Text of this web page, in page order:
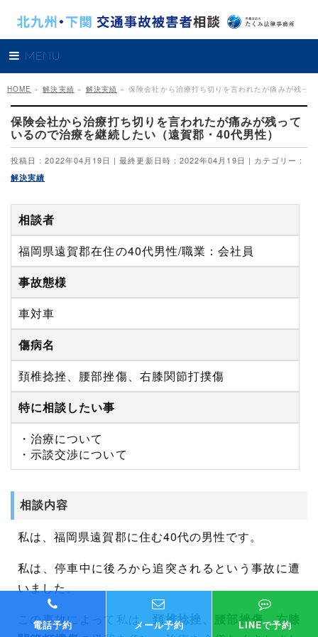
MENU
HOME » 解決実績 » 解決実績 » 保険会社から治療打ち切りを言われたが痛みが残っ
保険会社から治療打ち切りを言われたが痛みが残って
いるので治療を継続したい（遠賀郡・40代男性）
投稿日 : 2022年04月19日 最終更新日時 : 2022年04月19日 カテゴリー :
解決実績
相談者
福岡県遠賀郡在住の40代男性/職業：会社員
事故態様
車対車
傷病名
頚椎捻挫、腰部挫傷、右膝関節打撲傷
特に相談したい事
・治療について
・示談交渉について
相談内容
私は、福岡県遠賀郡に住む40代の男性です。
私は、停車中に後ろから追突されるという事故に遭
いました。
この事故によって私は、 頚椎捻挫、腰部挫傷、右膝
電話予約 メール予約 LINEで予約